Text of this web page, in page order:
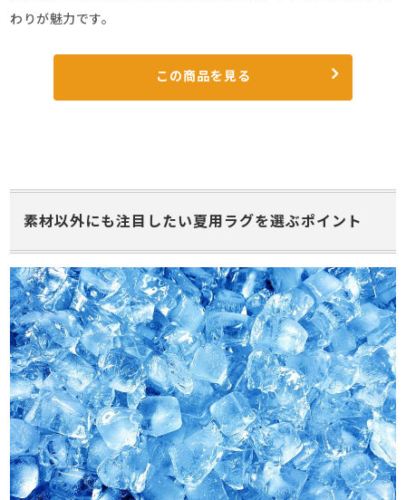
わりが魅力です。
この商品を見る
素材以外にも注目したい夏用ラグを選ぶポイント